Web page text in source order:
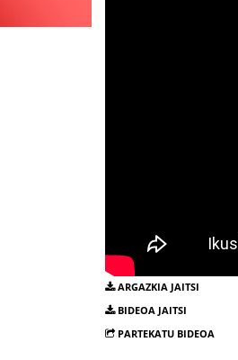
ARGAZKIA JAITSI
BIDEOA JAITSI
PARTEKATU BIDEOA